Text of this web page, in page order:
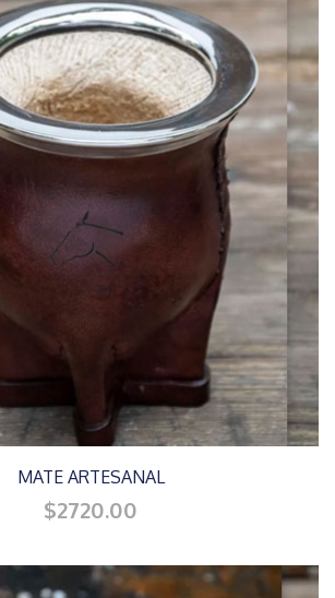
MATE ARTESANAL
$2720.00